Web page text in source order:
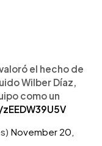
el hecho de
Wilber Díaz,
como un
November 20,